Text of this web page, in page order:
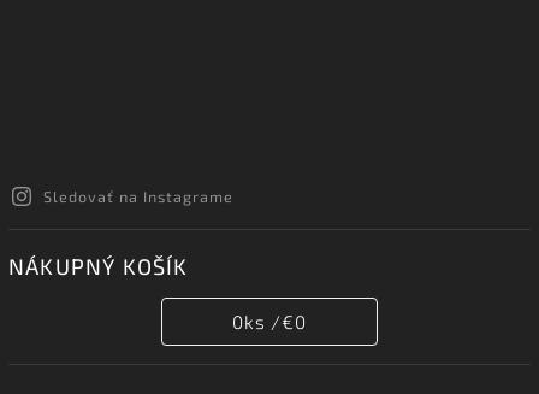
Sledovať na Instagrame
NÁKUPNÝ KOŠÍK
0ks /€0